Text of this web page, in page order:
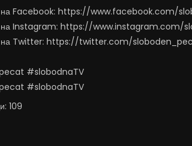
на Facebook: https://www.facebook.com/
на Instagram: https://www.instagram.com/
на Twitter: https://twitter.com/
#slobodnaTV
#slobodnaTV
109